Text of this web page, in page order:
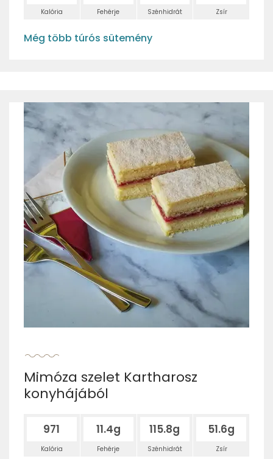
Kalória Fehérje Szénhidrát Zsír
Még több túrós sütemény
Mimóza szelet Kartharosz
konyhájából
971
Kalória
11.4g
Fehérje
115.8g
Szénhidrát
51.6g
Zsír